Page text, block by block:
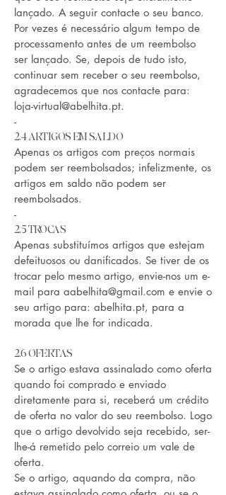
lançado. A seguir contacte o seu banco.
Por vezes é necessário algum tempo de
processamento antes de um reembolso
ser lançado. Se, depois de tudo isto,
continuar sem receber o seu reembolso,
agradecemos que nos contacte para:
loja-virtual@abelhita.pt.
-
2.4 ARTIGOS EM SALDO
Apenas os artigos com preços normais
podem ser reembolsados; infelizmente, os
artigos em saldo não podem ser
reembolsados.
-
2.5 TROCAS
Apenas substituímos artigos que estejam
defeituosos ou danificados. Se tiver de os
trocar pelo mesmo artigo, envie-nos um e-
mail para aabelhita@gmail.com e envie o
seu artigo para: abelhita.pt, para a
morada que lhe for indicada.
2.6 OFERTAS
Se o artigo estava assinalado como oferta
quando foi comprado e enviado
diretamente para si, receberá um crédito
de oferta no valor do seu reembolso. Logo
que o artigo devolvido seja recebido, ser-
lhe-á remetido pelo correio um vale de
oferta.
Se o artigo, aquando da compra, não